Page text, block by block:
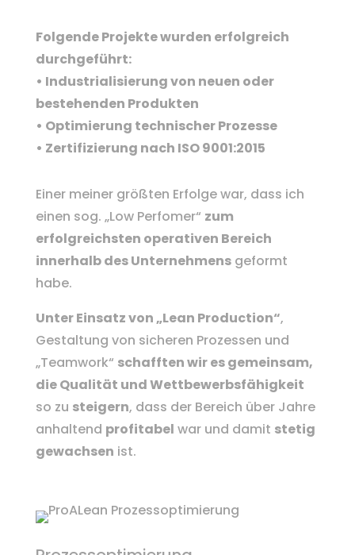
Folgende Projekte wurden erfolgreich
durchgeführt:
• Industrialisierung von neuen oder
bestehenden Produkten
• Optimierung technischer Prozesse
• Zertifizierung nach ISO 9001:2015
Einer meiner größten Erfolge war, dass ich
einen sog. „Low Perfomer“ zum
erfolgreichsten operativen Bereich
innerhalb des Unternehmensgeformt
habe.
Unter Einsatz von „Lean Production“,
Gestaltung von sicheren Prozessen und
„Teamwork“ schafften wir es gemeinsam,
die Qualität und Wettbewerbsfähigkeit
so zu steigern, dass der Bereich über Jahre
anhaltend profitabel war und damit stetig
gewachsen ist.